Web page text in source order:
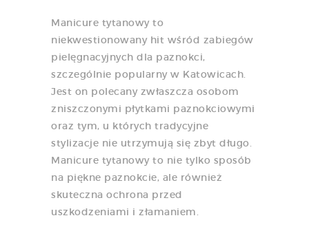
Manicure tytanowy to
niekwestionowany hit wśród zabiegów
pielęgnacyjnych dla paznokci,
szczególnie popularny w Katowicach.
Jest on polecany zwłaszcza osobom
zniszczonymi płytkami paznokciowymi
oraz tym, u których tradycyjne
stylizacje nie utrzymują się zbyt długo.
Manicure tytanowy to nie tylko sposób
na piękne paznokcie, ale również
skuteczna ochrona przed
uszkodzeniami i złamaniem.